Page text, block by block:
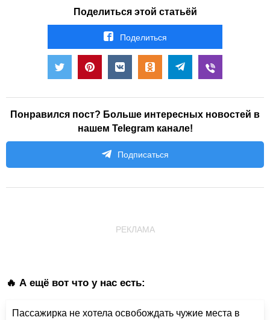
Поделиться этой статьёй
Поделиться
Понравился пост? Больше интересных новостей в
нашем Telegram канале!
Подписаться
РЕКЛАМА
🔥 А ещё вот что у нас есть:
Пассажирка не хотела освобождать чужие места в